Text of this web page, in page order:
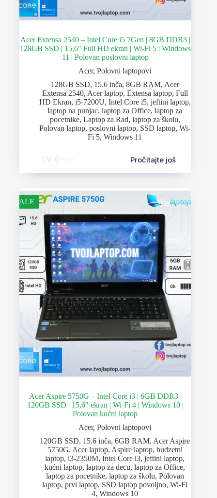
Acer Extensa 2540 – Intel Core i5 7Gen | 8GB DDR3 |
128GB SSD | 15,6″ Full HD ekran | Wi-Fi 5 | Windows
11 | Polovan poslovni laptop
Acer,Polovni laptopovi
128GB SSD, 15.6 inča, 8GB RAM, Acer
Extensa 2540, Acer laptop, Extensa laptop, Full
HD Ekran, i5-7200U, Intel Core i5, jeftini laptop,
laptop na punjac,laptop za Office,laptop za
pocetnike, Laptop za Rad, laptop za školu,
Polovan laptop,poslovni laptop, SSD laptop,Wi-
Fi 5,Windows 11
150 € Pročitajte još
SALE
Acer Aspire 5750G – Intel Core i3 | 6GB DDR3 |
120GB SSD | 15,6″ ekran | Wi-Fi 4 | Windows 10 |
Polovan kućni laptop
Acer,Polovni laptopovi
120GB SSD, 15.6 inča,6GB RAM, Acer Aspire
5750G, Acer laptop, Aspire laptop, budzetni
laptop,i3-2350M,Intel Core i3,jeftini laptop,
kućni laptop,laptop za decu,laptop za Office,
laptop za pocetnike, laptop za školu, Polovan
laptop,prvi laptop, SSD laptop povoljno,Wi-Fi
4,Windows 10